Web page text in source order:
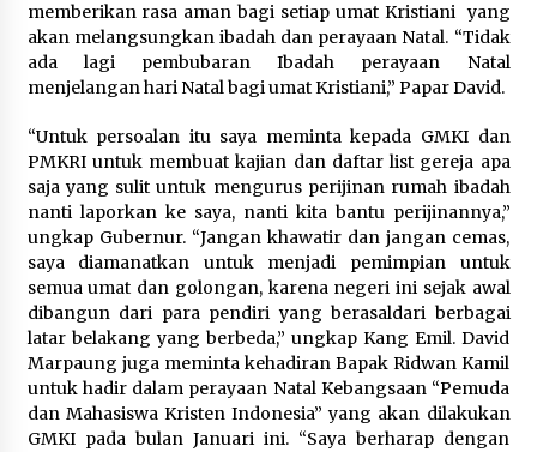
memberikan rasa aman bagi setiap umat Kristiani yang
akan melangsungkan ibadah dan perayaan Natal. “Tidak
ada lagi pembubaran Ibadah perayaan Natal
menjelangan hari Natal bagi umat Kristiani,” Papar David.
“Untuk persoalan itu saya meminta kepada GMKI dan
PMKRI untuk membuat kajian dan daftar list gereja apa
saja yang sulit untuk mengurus perijinan rumah ibadah
nanti laporkan ke saya, nanti kita bantu perijinannya,”
ungkap Gubernur. “Jangan khawatir dan jangan cemas,
saya diamanatkan untuk menjadi pemimpian untuk
semua umat dan golongan, karena negeri ini sejak awal
dibangun dari para pendiri yang berasaldari berbagai
latar belakang yang berbeda,” ungkap Kang Emil. David
Marpaung juga meminta kehadiran Bapak Ridwan Kamil
untuk hadir dalam perayaan Natal Kebangsaan “Pemuda
dan Mahasiswa Kristen Indonesia” yang akan dilakukan
GMKI pada bulan Januari ini. “Saya berharap dengan